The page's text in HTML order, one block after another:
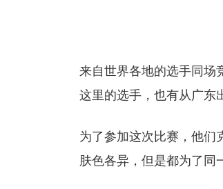
来自世界各地的选手同场
这里的选手，也有从广东
为了参加这次比赛，他们
肤色各异，但是都为了同